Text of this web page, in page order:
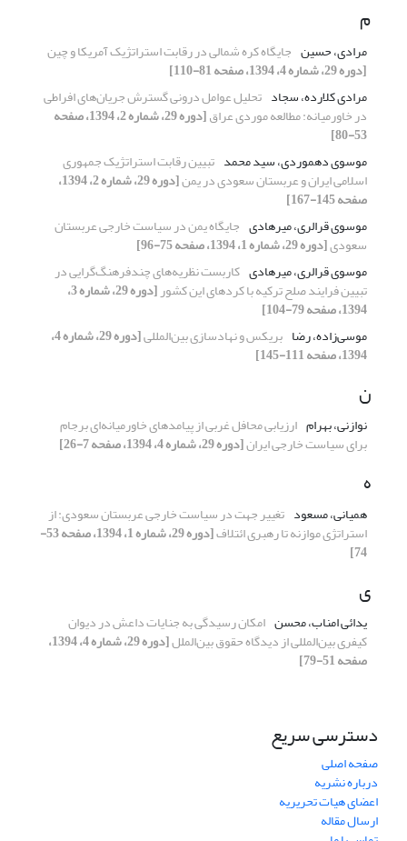
م
مرادی، حسین جایگاه کره شمالی در رقابت استراتژیک آمریکا و چین
[دوره 29، شماره 4، 1394، صفحه 81-110]
مرادی کلارده، سجاد تحلیل عوامل درونی گسترش جریان‌های افراطی
در خاورمیانه: مطالعه موردی عراق [دوره 29، شماره 2، 1394، صفحه
53-80]
موسوی دهموردی، سید محمد تبیین رقابت استراتژیک جمهوری
اسلامی ایران و عربستان سعودی در یمن [دوره 29، شماره 2، 1394،
صفحه 145-167]
موسوی قرالری، میرهادی جایگاه یمن در سیاست خارجی عربستان
سعودی[دوره 29، شماره 1، 1394، صفحه 75-96]
موسوی قرالری، میرهادی کاربست نظریه‌های چندفرهنگ‌گرایی در
تبیین فرایند صلح ترکیه با کردهای این کشور [دوره 29، شماره 3،
1394، صفحه 79-104]
موسی‌زاده، رضا بریکس و نهادسازی بین‌المللی [دوره 29، شماره 4،
1394، صفحه 111-145]
ن
نوازنی، بهرام ارزیابی محافل غربی از پیامدهای خاورمیانه‌ای برجام
برای سیاست خارجی ایران[دوره 29، شماره 4، 1394، صفحه 7-26]
ه
همیانی، مسعود تغییر جهت در سیاست خارجی عربستان سعودی: از
استراتژی موازنه تا رهبری ائتلاف [دوره 29، شماره 1، 1394، صفحه 53-
74]
ی
یدائی امناب، محسن امکان رسیدگی به جنایات داعش در دیوان
کیفری بین‌المللی از دیدگاه حقوق بین‌الملل [دوره 29، شماره 4، 1394،
صفحه 51-79]
دسترسی سریع
صفحه اصلی
درباره نشریه
اعضای هیات تحریریه
ارسال مقاله